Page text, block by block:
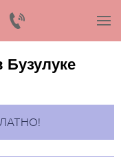
Бузулуке